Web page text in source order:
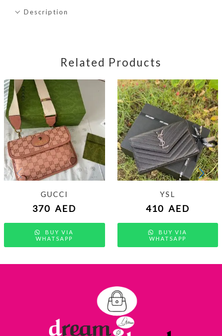
Description
Related Products
GUCCI
370 AED
BUY VIA
WHATSAPP
YSL
410 AED
BUY VIA
WHATSAPP